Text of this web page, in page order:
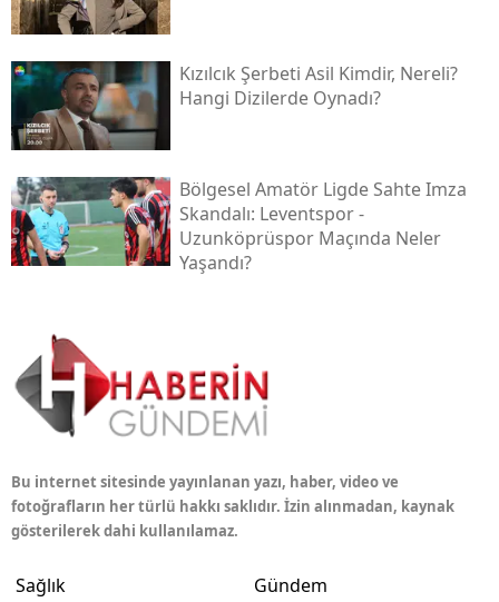
Kızılcık Şerbeti Asil Kimdir, Nereli?
Hangi Dizilerde Oynadı?
Bölgesel Amatör Ligde Sahte Imza
Skandalı: Leventspor -
Uzunköprüspor Maçında Neler
Yaşandı?
Bu internet sitesinde yayınlanan yazı, haber, video ve
fotoğrafların her türlü hakkı saklıdır. İzin alınmadan, kaynak
gösterilerek dahi kullanılamaz.
Sağlık
Gündem